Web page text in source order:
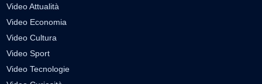
Video Attualità
Video Economia
Video Cultura
Video Sport
Video Tecnologie